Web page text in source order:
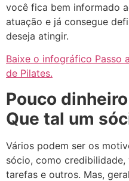
você fica bem informado
atuação e já consegue
deseja atingir.
Baixe o infográfico Passo
de Pilates.
Pouco
Que tal um
Vários podem ser os
sócio, como
tarefas e outros. Mas,